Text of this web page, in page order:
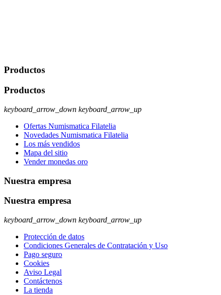
Productos
Productos
keyboard_arrow_down keyboard_arrow_up
Ofertas Numismatica Filatelia
Novedades Numismatica Filatelia
Los más vendidos
Mapa del sitio
Vender monedas oro
Nuestra empresa
Nuestra empresa
keyboard_arrow_down keyboard_arrow_up
Protección de datos
Condiciones Generales de Contratación y Uso
Pago seguro
Cookies
Aviso Legal
Contáctenos
La tienda